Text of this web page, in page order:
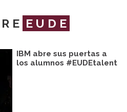
EUDE
IBM abre sus puertas a
los alumnos #EUDEtalent